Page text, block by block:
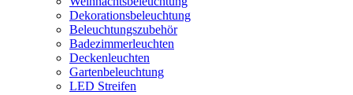
Dekorationsbeleuchtung
Beleuchtungszubehör
Badezimmerleuchten
Deckenleuchten
Gartenbeleuchtung
LED Streifen